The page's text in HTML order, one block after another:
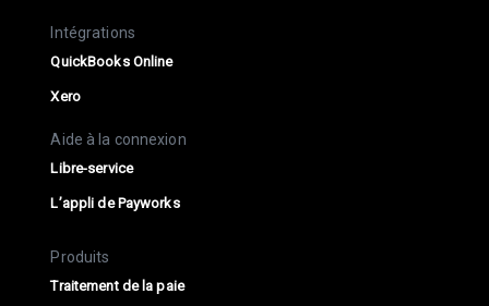
Intégrations
QuickBooks Online
Xero
Aide à la connexion
Libre-service
L’appli de Payworks
Produits
Traitement de la paie